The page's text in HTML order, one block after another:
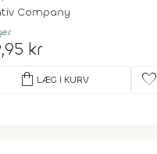
Company
kr
shopping_bag LÆG I KURV favorite